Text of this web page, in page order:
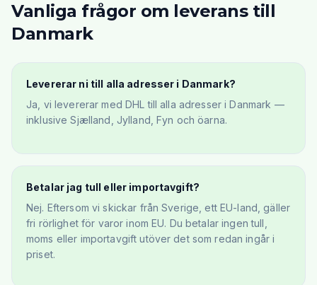
Vanliga frågor om leverans till
Danmark
Levererar ni till alla adresser i Danmark?
Ja, vi levererar med DHL till alla adresser i Danmark —
inklusive Sjælland, Jylland, Fyn och öarna.
Betalar jag tull eller importavgift?
Nej. Eftersom vi skickar från Sverige, ett EU-land, gäller
fri rörlighet för varor inom EU. Du betalar ingen tull,
moms eller importavgift utöver det som redan ingår i
priset.